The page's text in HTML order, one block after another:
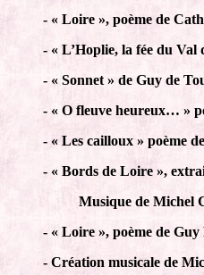
- « Loire », poème de
- « L’Hoplie, la fée du
- « Sonnet » de Guy de
- « O fleuve heureux… »
- « Les cailloux » poème
- « Bords de Loire »,
Musique de Michel
- « Loire », poème de
- Création musicale de